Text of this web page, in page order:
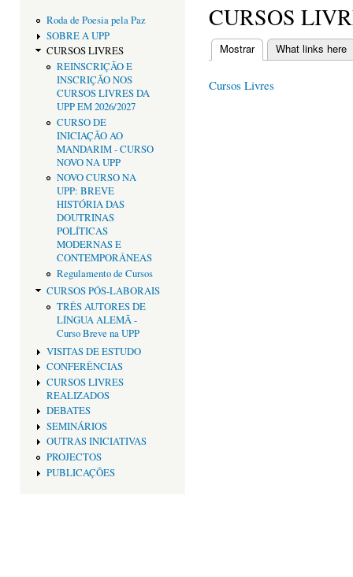
Roda de Poesia pela Paz
SOBRE A UPP
CURSOS LIVRES
REINSCRIÇÃO E
INSCRIÇÃO NOS
CURSOS LIVRES DA
UPP EM 2026/2027
CURSO DE
INICIAÇÃO AO
MANDARIM - CURSO
NOVO NA UPP
NOVO CURSO NA
UPP: BREVE
HISTÓRIA DAS
DOUTRINAS
POLÍTICAS
MODERNAS E
CONTEMPORÂNEAS
Regulamento de Cursos
CURSOS PÓS-LABORAIS
TRÊS AUTORES DE
LÍNGUA ALEMÃ -
Curso Breve na UPP
VISITAS DE ESTUDO
CONFERÊNCIAS
CURSOS LIVRES
REALIZADOS
DEBATES
SEMINÁRIOS
OUTRAS INICIATIVAS
PROJECTOS
PUBLICAÇÕES
CURSOS
Separadores
Mostrar(separador ativo)
What links here
Cursos Livres